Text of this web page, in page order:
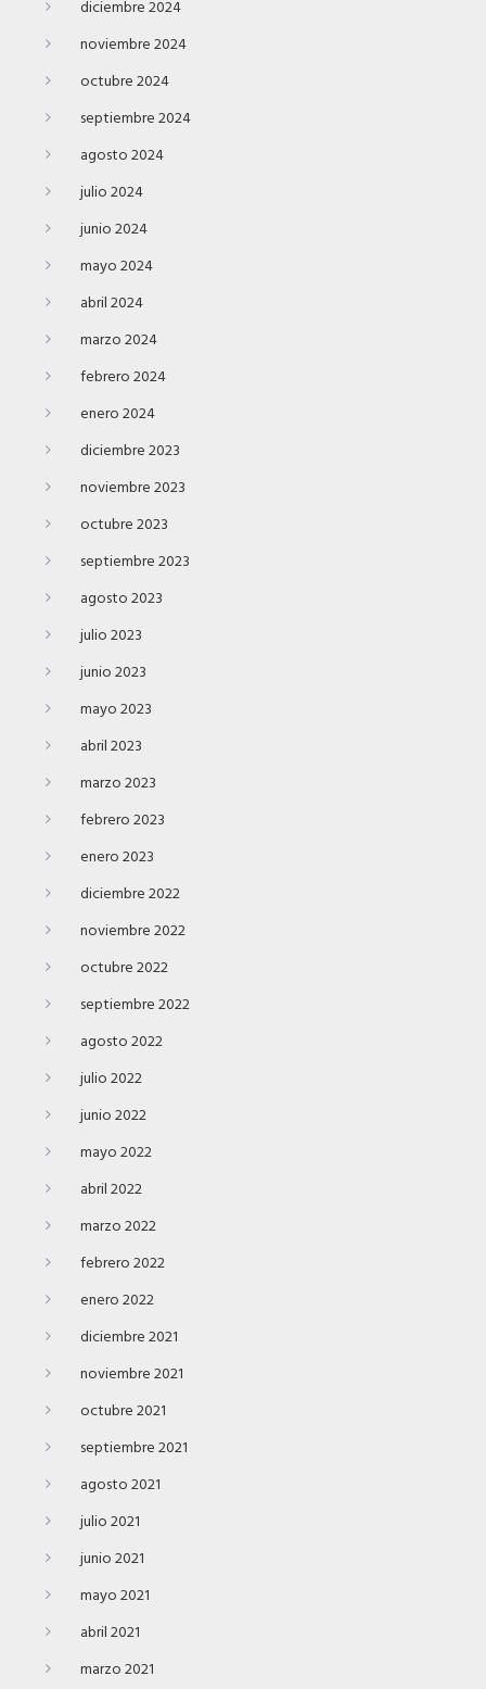
diciembre 2024
noviembre 2024
octubre 2024
septiembre 2024
agosto 2024
julio 2024
junio 2024
mayo 2024
abril 2024
marzo 2024
febrero 2024
enero 2024
diciembre 2023
noviembre 2023
octubre 2023
septiembre 2023
agosto 2023
julio 2023
junio 2023
mayo 2023
abril 2023
marzo 2023
febrero 2023
enero 2023
diciembre 2022
noviembre 2022
octubre 2022
septiembre 2022
agosto 2022
julio 2022
junio 2022
mayo 2022
abril 2022
marzo 2022
febrero 2022
enero 2022
diciembre 2021
noviembre 2021
octubre 2021
septiembre 2021
agosto 2021
julio 2021
junio 2021
mayo 2021
abril 2021
marzo 2021